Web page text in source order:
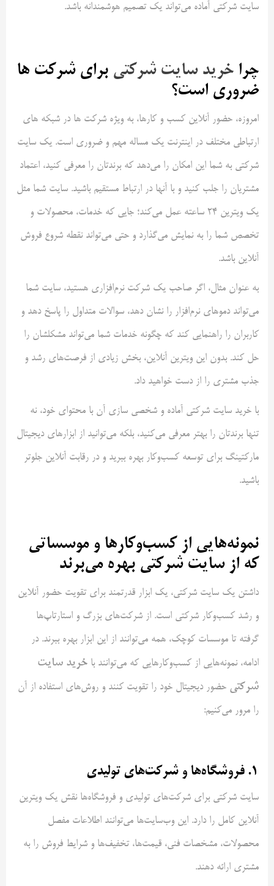
سایت شرکتی آماده می‌تواند یک تصمیم هوشمندانه باشد.
چرا خرید سایت شرکتی برای شرکت ها
ضروری است؟
امروزه، حضور آنلاین کسب و کارها، به ویژه شرکت ها در شبکه های
ارتباطی مختلف در اینترنت یک مساله مهم و ضروری است. یک سایت
شرکتی به شما این امکان را می‌دهد که برندتان را معرفی کنید، اعتماد
مشتریان را جلب کنید و با آنها در ارتباط مستقیم باشید. سایت شما مثل
یک ویترین 24 ساعته عمل می‌کند؛ جایی که خدمات، محصولات و
تخصص شما را به نمایش می‌گذارد و حتی می‌تواند نقطه شروع فروش
آنلاین باشد.
به عنوان مثال، اگر صاحب یک شرکت نرم‌افزاری هستید، سایت شما
می‌تواند دموهای نرم‌افزار را نشان دهد، سوالات متداول را پاسخ دهد و
کاربران را راهنمایی کند که چگونه خدمات شما می‌تواند مشکلشان را
حل کند. بدون این ویترین آنلاین، بخش زیادی از فرصت‌های رشد و
جذب مشتری را از دست خواهید داد.
با خرید سایت شرکتی آماده و شخصی سازی آن با محتوای خود، نه
تنها برندتان را بهتر معرفی می‌کنید، بلکه می‌توانید از ابزارهای دیجیتال
مارکتینگ برای توسعه کسب‌وکار بهره ببرید و در رقابت آنلاین جلوتر
باشید.
نمونه‌هایی از کسب‌وکارها و موسساتی
که از سایت شرکتی بهره می‌برند
داشتن یک سایت شرکتی، یک ابزار قدرتمند برای تقویت حضور آنلاین
و رشد کسب‌وکار شرکتی است. از شرکت‌های بزرگ و استارتاپ‌ها
گرفته تا موسسات کوچک، همه می‌توانند از این ابزار بهره ببرند. در
ادامه، نمونه‌هایی از کسب‌وکارهایی که می‌توانند با خرید سایت
شرکتی حضور دیجیتال خود را تقویت کنند و روش‌های استفاده از آن
را مرور می‌کنیم:
1. فروشگاه‌ها و شرکت‌های تولیدی
سایت شرکتی برای شرکت‌های تولیدی و فروشگاه‌ها نقش یک ویترین
آنلاین کامل را دارد. این وب‌سایت‌ها می‌توانند اطلاعات مفصل
محصولات، مشخصات فنی، قیمت‌ها، تخفیف‌ها و شرایط فروش را به
مشتری ارائه دهند.